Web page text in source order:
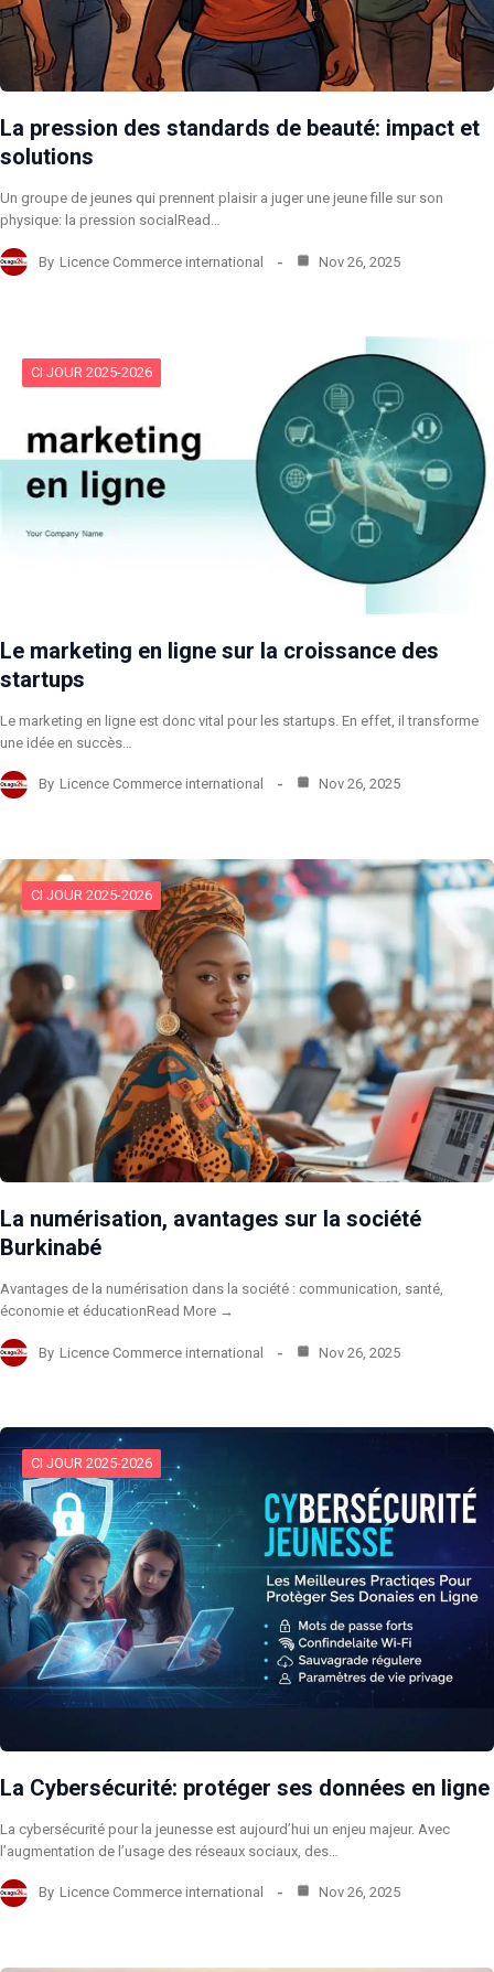
La pression des standards de beauté: impact et
solutions
Un groupe de jeunes qui prennent plaisir a juger une jeune fille sur son
physique: la pression socialRead…
By Licence Commerce international Nov 26, 2025
CI JOUR 2025-2026
Le marketing en ligne sur la croissance des
startups
Le marketing en ligne est donc vital pour les startups. En effet, il transforme
une idée en succès…
By Licence Commerce international Nov 26, 2025
CI JOUR 2025-2026
La numérisation, avantages sur la société
Burkinabé
Avantages de la numérisation dans la société : communication, santé,
économie et éducationRead More →
By Licence Commerce international Nov 26, 2025
CI JOUR 2025-2026
La Cybersécurité: protéger ses données en ligne
La cybersécurité pour la jeunesse est aujourd’hui un enjeu majeur. Avec
l’augmentation de l’usage des réseaux sociaux, des…
By Licence Commerce international Nov 26, 2025